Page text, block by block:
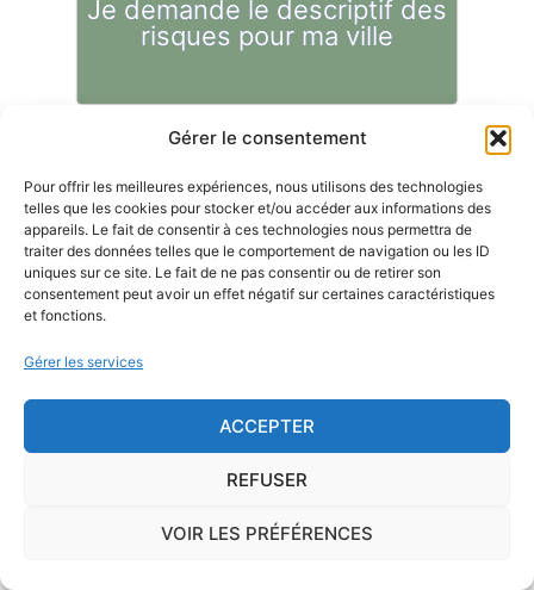
Gérer le consentement
Pour offrir les meilleures expériences, nous utilisons des technologies
telles que les cookies pour stocker et/ou accéder aux informations des
appareils. Le fait de consentir à ces technologies nous permettra de
traiter des données telles que le comportement de navigation ou les ID
uniques sur ce site. Le fait de ne pas consentir ou de retirer son
consentement peut avoir un effet négatif sur certaines caractéristiques
et fonctions.
Gérer les services
ACCEPTER
REFUSER
VOIR LES PRÉFÉRENCES
Je demande le descriptif des
risques pour ma ville
Le risque Radon
La commune de Roscanvel se trouve dans une
zone deconcentration de radon de 2, ce qui est
considéré commemodéré.
désintégration du radium et de l'uranium, deux éléments
présents dans le sol et les roches. L'ISRN (Institut de
français en délimitant trois types de communes de